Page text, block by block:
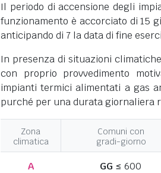
Il periodo di accensione degli
funzionamento è accorciato di 15
anticipando di 7 la data di fine
In presenza di situazioni
con proprio provvedimento
impianti termici alimentati a gas
purché per una durata giornaliera
Zona
climatica
Comuni con
gradi-giorno
A GG ≤ 600